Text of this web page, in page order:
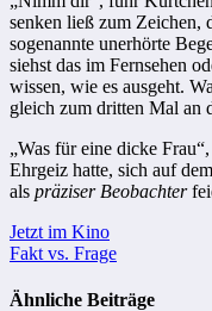
senken ließ zum Zeichen,
sogenannte unerhörte
siehst das im Fernsehen
wissen, wie es ausgeht.
gleich zum dritten Mal an
„Was für eine dicke
Ehrgeiz hatte, sich auf
als präziser Beob­achter
Jetzt im Kino
Fakt vs. Frage
Ähnliche Beiträge